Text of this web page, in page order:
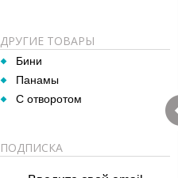
ДРУГИЕ ТОВАРЫ
Бини
Панамы
С отворотом
ПОДПИСКА